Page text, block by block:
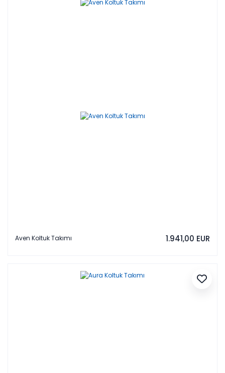
Aven Koltuk Takımı 1.941,00 EUR